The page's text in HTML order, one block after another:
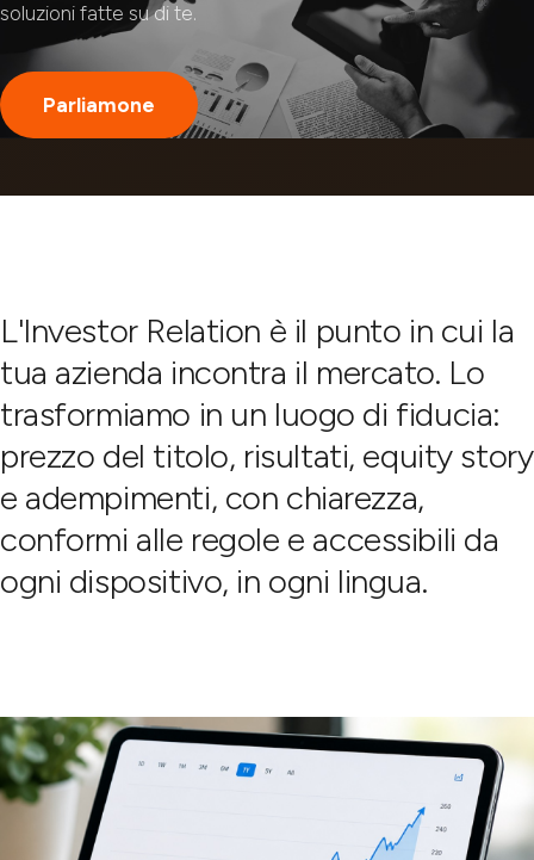
soluzioni fatte su di te.
Parliamone
L'Investor Relation è il punto in cui la
tua azienda incontra il mercato. Lo
trasformiamo in un luogo di fiducia:
prezzo del titolo, risultati, equity story
e adempimenti, con chiarezza,
conformi alle regole e accessibili da
ogni dispositivo, in ogni lingua.